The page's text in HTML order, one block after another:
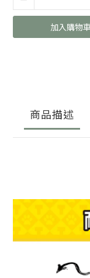
加入購物車
商品描述